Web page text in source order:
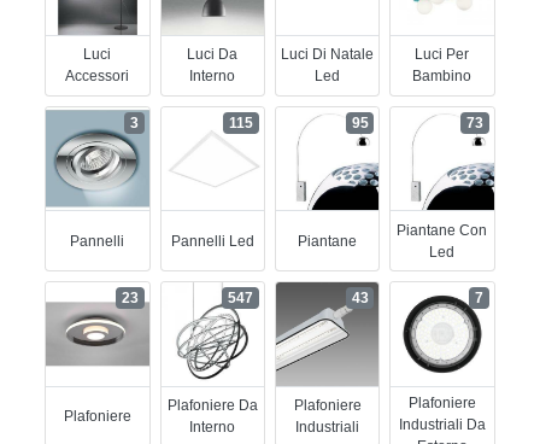
Luci
Accessori
Luci Da
Interno
Luci Di Natale
Led
Luci Per
Bambino
Pannelli
3
Pannelli Led
115
Piantane
95
Piantane Con
Led
73
Plafoniere
23
Plafoniere Da
Interno
547
Plafoniere
Industriali
43
Plafoniere
Industriali Da
7